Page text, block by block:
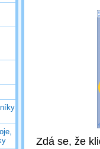
Zdá se, že